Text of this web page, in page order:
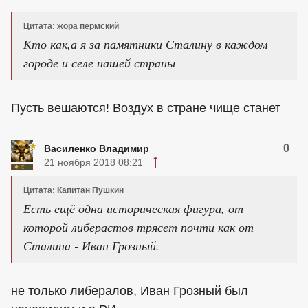
Цитата: жора пермский
Кто как,а я за памятники Сталину в каждом
городе и селе нашей страны
Пусть вешаются! Воздух в стране чище станет
Василенко Владимир 0
21 ноября 2018 08:21
Цитата: Капитан Пушкин
Есть ещё одна историческая фигура, от
которой либерастов трясет почти как от
Сталина - Иван Грозный.
не только либералов, Иван Грозный был